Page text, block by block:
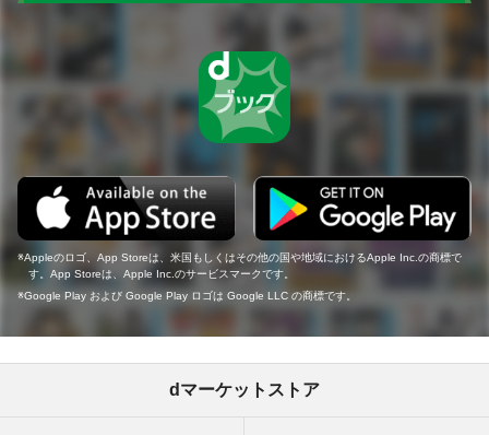
Appleのロゴ、App Storeは、米国もしくはその他の国や地域におけるApple Inc.の商標で
す。App Storeは、Apple Inc.のサービスマークです。
Google Play および Google Play ロゴは Google LLC の商標です。
dマーケットストア